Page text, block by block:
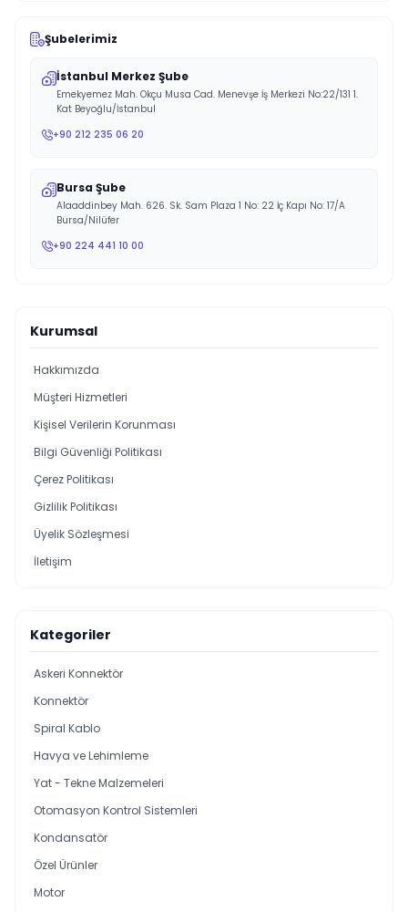
Şubelerimiz
İstanbul Merkez Şube
Emekyemez Mah. Okçu Musa Cad. Menevşe İş Merkezi No:22/131 1.
Kat Beyoğlu/İstanbul
+90 212 235 06 20
Bursa Şube
Alaaddinbey Mah. 626. Sk. Sam Plaza 1 No: 22 İç Kapı No: 17/A
Bursa/Nilüfer
+90 224 441 10 00
Kurumsal
Hakkımızda
Müşteri Hizmetleri
Kişisel Verilerin Korunması
Bilgi Güvenliği Politikası
Çerez Politikası
Gizlilik Politikası
Üyelik Sözleşmesi
İletişim
Kategoriler
Askeri Konnektör
Konnektör
Spiral Kablo
Havya ve Lehimleme
Yat - Tekne Malzemeleri
Otomasyon Kontrol Sistemleri
Kondansatör
Özel Ürünler
Motor